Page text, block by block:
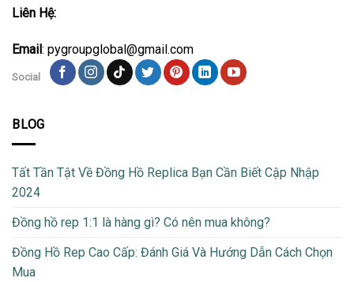
Liên Hệ:
Email: pygroupglobal@gmail.com
Social
BLOG
Tất Tần Tật Về Đồng Hồ Replica Bạn Cần Biết Cập Nhập
2024
Đồng hồ rep 1:1 là hàng gì? Có nên mua không?
Đồng Hồ Rep Cao Cấp: Đánh Giá Và Hướng Dẫn Cách Chọn
Mua